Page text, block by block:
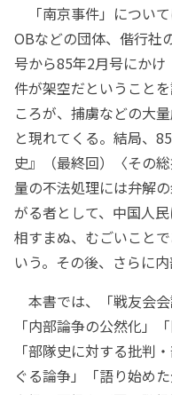
「南京事件」につい
OBなどの団体、偕行社
号から85年2月号にか
件が架空だということ
ころが、捕虜などの大
と現れてくる。結局、
史』（最終回）〈その
量の不法処理には弁解
がる者として、中国人
相すまぬ、むごいこと
いう。その後、さらに
本書では、「戦友会会
「内部論争の公然化」
「部隊史に対する批判
ぐる論争」「語り始め